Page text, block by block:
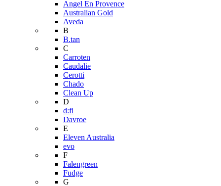
Angel En Provence
Australian Gold
Aveda
B
B.tan
C
Carroten
Caudalie
Cerotti
Chado
Clean Up
D
d:fi
Davroe
E
Eleven Australia
evo
F
Falengreen
Fudge
G